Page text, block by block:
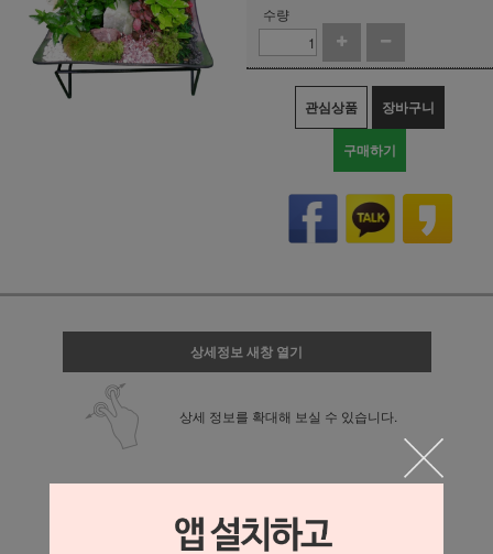
수량
관심상품 장바구니
구매하기
상세정보 새창 열기
상세 정보를 확대해 보실 수 있습니다.